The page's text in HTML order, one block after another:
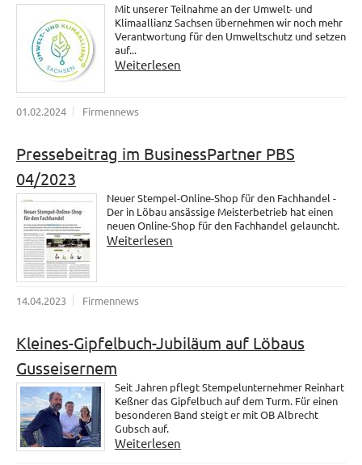
Mit unserer Teilnahme an der Umwelt- und
Klimaallianz Sachsen übernehmen wir noch mehr
Verantwortung für den Umweltschutz und setzen
auf...
Weiterlesen
01.02.2024 Firmennews
Pressebeitrag im BusinessPartner PBS
04/2023
Neuer Stempel-Online-Shop für den Fachhandel -
Der in Löbau ansässige Meisterbetrieb hat einen
neuen Online-Shop für den Fachhandel gelauncht.
Weiterlesen
14.04.2023 Firmennews
Kleines-Gipfelbuch-Jubiläum auf Löbaus
Gusseisernem
Seit Jahren pflegt Stempelunternehmer Reinhart
Keßner das Gipfelbuch auf dem Turm. Für einen
besonderen Band steigt er mit OB Albrecht
Gubsch auf.
Weiterlesen